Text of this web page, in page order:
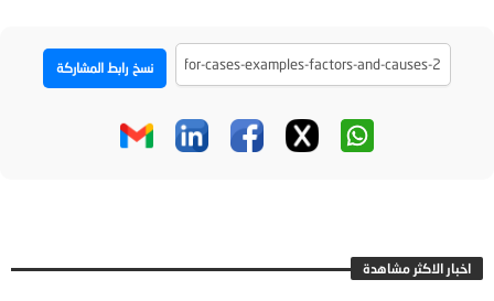
نسخ رابط المشاركة
اخبار الاكثر مشاهدة